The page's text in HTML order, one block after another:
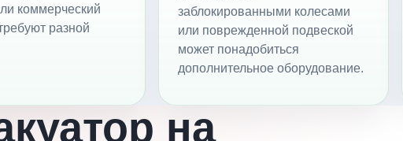
коммерческий
разной
заблокированными колесами
или поврежденной подвеской
может понадобиться
дополнительное оборудование.
на